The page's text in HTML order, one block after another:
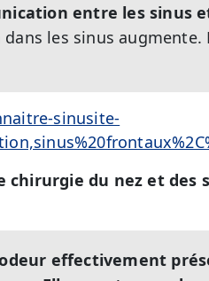
entre les sinus
les sinus augmente.
sinusite-
du nez et des
effectivement